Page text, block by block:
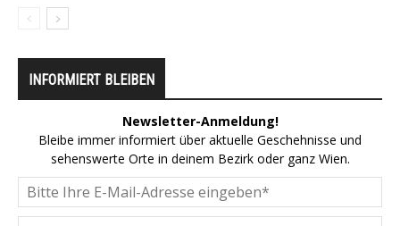
INFORMIERT BLEIBEN
Newsletter-Anmeldung!
Bleibe immer informiert über aktuelle Geschehnisse und
sehenswerte Orte in deinem Bezirk oder ganz Wien.